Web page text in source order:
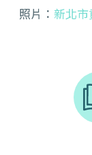
照片： 新北